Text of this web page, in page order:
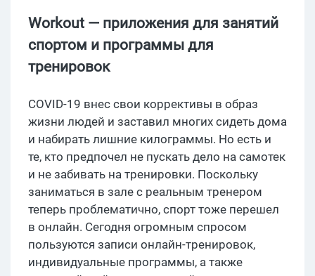
Workout — приложения для занятий
спортом и программы для
тренировок
COVID-19 внес свои коррективы в образ
жизни людей и заставил многих сидеть дома
и набирать лишние килограммы. Но есть и
те, кто предпочел не пускать дело на самотек
и не забивать на тренировки. Поскольку
заниматься в зале с реальным тренером
теперь проблематично, спорт тоже перешел
в онлайн. Сегодня огромным спросом
пользуются записи онлайн-тренировок,
индивидуальные программы, а также